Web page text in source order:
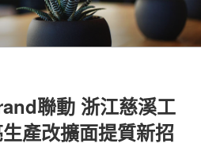
聯動 浙江慈溪工
產改擴面提質新招